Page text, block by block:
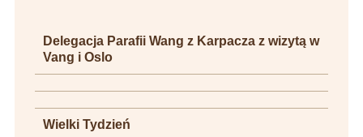
Delegacja Parafii Wang z Karpacza z wizytą w
Vang i Oslo
Wielki Tydzień